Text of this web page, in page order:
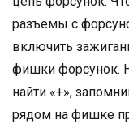
разъемы с
включить
фишки форсунок.
найти «+»,
рядом на фишке